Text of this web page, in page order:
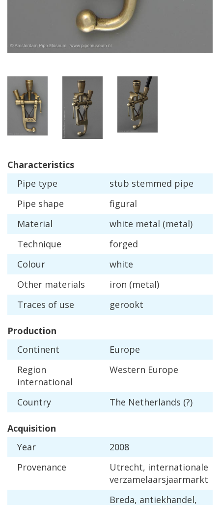
Characteristics
Pipe type stub stemmed pipe
Pipe shape
figural
Material
white metal (metal)
Technique
forged
Colour
white
Other materials iron (metal)
Traces of use gerookt
Production
Continent
Europe
Region
international
Western Europe
Country The Netherlands (?)
Acquisition
Year
2008
Provenance
Utrecht, internationale
verzamelaarsjaarmarkt
Breda, antiekhandel,